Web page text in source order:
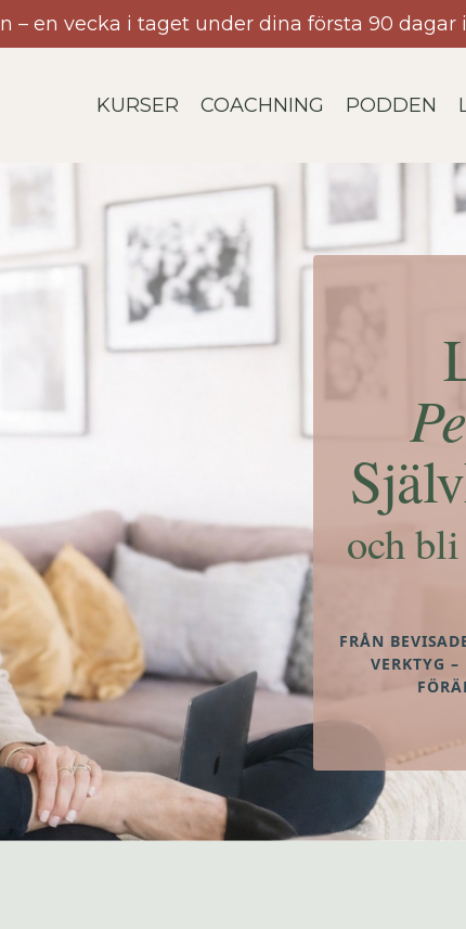
– en vecka i taget under dina första 90
KURSER COACHNING PODDEN
och
FRÅN
VERKTYG